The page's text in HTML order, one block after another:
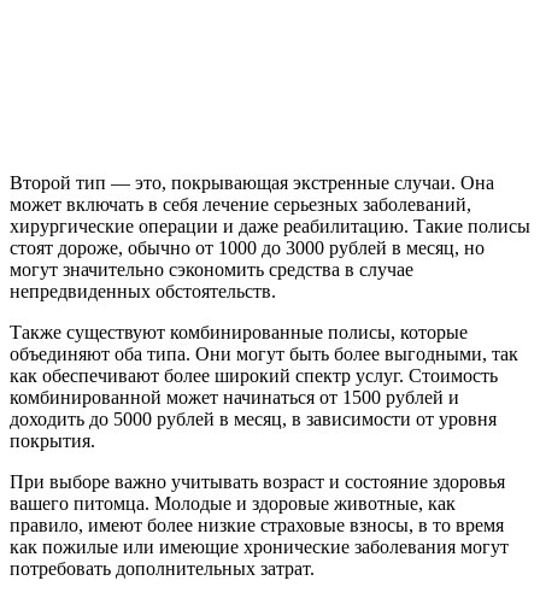
Второй тип — это, покрывающая экстренные случаи. Она
может включать в себя лечение серьезных заболеваний,
хирургические операции и даже реабилитацию. Такие полисы
стоят дороже, обычно от 1000 до 3000 рублей в месяц, но
могут значительно сэкономить средства в случае
непредвиденных обстоятельств.
Также существуют комбинированные полисы, которые
объединяют оба типа. Они могут быть более выгодными, так
как обеспечивают более широкий спектр услуг. Стоимость
комбинированной может начинаться от 1500 рублей и
доходить до 5000 рублей в месяц, в зависимости от уровня
покрытия.
При выборе важно учитывать возраст и состояние здоровья
вашего питомца. Молодые и здоровые животные, как
правило, имеют более низкие страховые взносы, в то время
как пожилые или имеющие хронические заболевания могут
потребовать дополнительных затрат.